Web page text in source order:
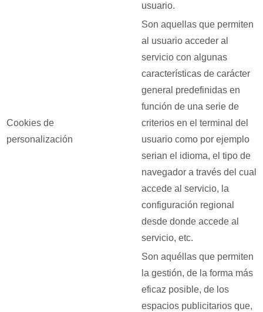
usuario.
Cookies de
personalización
Son aquellas que permiten
al usuario acceder al
servicio con algunas
características de carácter
general predefinidas en
función de una serie de
criterios en el terminal del
usuario como por ejemplo
serian el idioma, el tipo de
navegador a través del cual
accede al servicio, la
configuración regional
desde donde accede al
servicio, etc.
Son aquéllas que permiten
la gestión, de la forma más
eficaz posible, de los
espacios publicitarios que,